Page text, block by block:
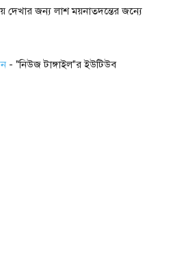
দেখার জন্য লাশ ময়নাতদন্তের জন্যে
- "নিউজ টাঙ্গাইল"র ইউটিউব